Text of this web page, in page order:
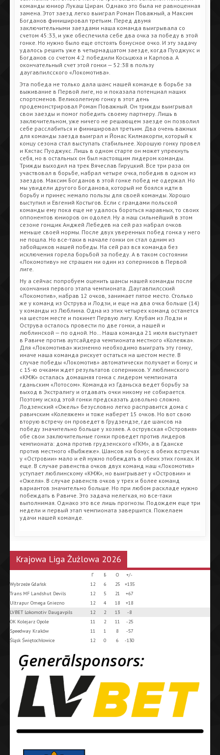
команды юниор Лукаш Циран. Однако это была не равноценная
замена. Этот заезд легко выиграл Роман Поважный, а Максим
Богданов финишировал третьим. Перед двумя
заключительными заездами наша команда выигрывала со
счетом 45:33, и уже обеспечила себе два очка за победу в этой
гонке. Но нужно было еще отстоять бонусное очко. И эту задачу
удалось решить уже в четырнадцатом заезде, когда Пуоджукс и
Богданов со счетом 4:2 победили Косьцюха и Карпова. А
окончательный счет этой гонки — 52:38 в пользу
даугавпилсского «Локомотива».
Эта победа не только дала шанс нашей команде в борьбе за
выживание в Первой лиге, но и показала потенциал наших
спортсменов. Великолепную гонку в этот день
продемонстрировал Роман Поважный. Он трижды выигрывал
свои заезды и помог победить своему партнеру. Лишь в
заключительном, уже ничего не решающем заезде он позволил
себе расслабиться и финишировал третьим. Два очень важных
для команды заезда выиграл и Йонас Килмакорпи, который к
концу сезона стал выступать стабильнее. Хорошую гонку провел
и Кястас Пуоджукс. Лишь в одном старте он может упрекнуть
себя, но в остальных он был настоящим лидером команды.
Трижды выходил на трек Вячеслав Гируцкий. Все три раза он
участвовал в борьбе, набрал четыре очка, победив в одном из
заездов. Максим Богданов в этой гонке побед не одержал. Но
мы увидели другого Богданова, который не боялся идти в
борьбу и принес немало пользы для своей команды. Хорошо
выступил и Евгений Костыгов. Если с грандами польской
команды ему пока еще не удалось бороться наравных, то своих
оппонентов юниоров он одолел. Ну а наш сильнейший в этом
сезоне гонщик Анджей Лебедев на сей раз набрал очков
меньше своей нормы. После двух уверенных побед гонка у него
не пошла. Но все-таки в начале гонки он стал одним из
забойщиков нашей победы. На сей раз вся команда без
исключения горела борьбой за победу. А в таком состоянии
«Локомотиву» не страшен ни один из соперников в Первой
лиге.
Ну а сейчас попробуем оценить шансы нашей команды после
окончания первого этапа чемпионата. Даугавпилсский
«Локомотив», набрав 12 очков, занимает пятое место. Столько
же у команд из Острува и Лодзи, и еще на два очка больше (14)
у команды из Люблина. Одна из этих четырех команд останется
на шестом месте и покинет Первую лигу. Клубам из Лодзи и
Острува осталось провести по две гонки, а нашей и
люблинской — по одной. Но… Наша команда 21 июля выступает
в Равиче против аутсайдера чемпионата местного «Колеяжа».
Для «Локомотива» жизненно необходимо выиграть эту гонку,
иначе наша команда рискует остаться на шестом месте. В
случае победы «Локомотив» автоматически получает и бонус и
с 15-ю очками ждет результатов соперников. У люблинского
«КМЖ» осталась домашняя гонка с лидером чемпионата
гданьским «Лотосом». Команда из Гданьска ведет борьбу за
выход в Экстралигу и отдавать очки никому не собирается.
Поэтому исход этой гонки предсказать довольно сложно.
Лодзенский «Ожель» безусловно легко расправится дома с
равичским «Колеяжем» и тоже наберет 15 очков. Но вот свою
вторую встречу он проведет в Грудзендзе, где шансов на
победу значительно больше у хозяев. А острувская «Островия»
обе свои заключительные гонки проведет против лидеров
чемпионата: дома против грудзенского «ГКМ», а в Гданске
против местного «Выбжеже». Шансов на бонус в обеих встречах
у «Островии» мало и ей нужно побеждать в обеих этих гонках. И
еще. В случае равенства очков двух команд наш «Локомотив»
уступает люблинскому «КМЖ», но выигрывает у «Островии» и
«Ожеля». В случае равенств очков у трех и более команд
вариантов значительно больше. Но при любом раскладе нужно
побеждать в Равиче. Это задача нелегкая, но все-таки
выполнимая. Однако это все лишь прогнозы. Подождем еще три
недели и первый этап чемпионата завершится. Пожелаем
удачи нашей команде.
Krajowa Liga Żużlowa 2026
Г Б О
+/-
Wybrzeże Gdańsk
12 6 25
+135
Trans MF Landshut Devils
12 5 21
+67
Ultrapur Omega Gniezno
12 4 18
+18
LVBET Lokomotiv Daugavpils
12 2 13
-8
OK Kolejarz Opole
11 2 11
-25
Speedway Kraków
11 1 8
-57
Śląsk Świętochłowice
12 0 6 -130